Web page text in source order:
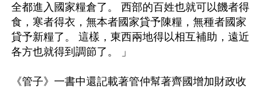
全都進入國家糧倉了。 西部的百姓也就可以饑者得
食，寒者得衣，無本者國家貸予陳糧，無種者國家
貸予新糧了。 這樣，東西兩地得以相互補助，遠近
各方也就得到調節了。 」
《管子》一書中還記載著管仲幫著齊國增加財政收